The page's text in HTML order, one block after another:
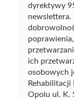
dyrektywy
newslettera.
ich
osobowych
Rehabilitacji
Opolu ul. K.